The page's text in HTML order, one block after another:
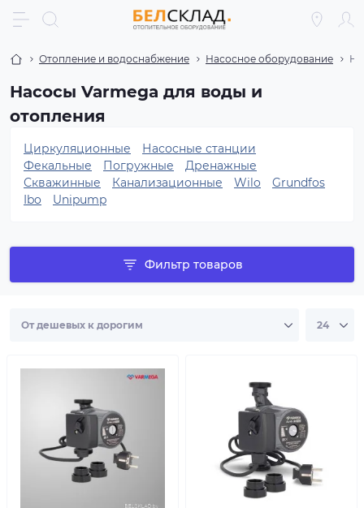
Отопление и водоснабжение Насосное оборудование
Насосы Varmega для воды и
отопления
Циркуляционные
Насосные станции
Фекальные
Погружные
Дренажные
Скважинные
Канализационные Wilo
Grundfos
Ibo
Unipump
Фильтр товаров